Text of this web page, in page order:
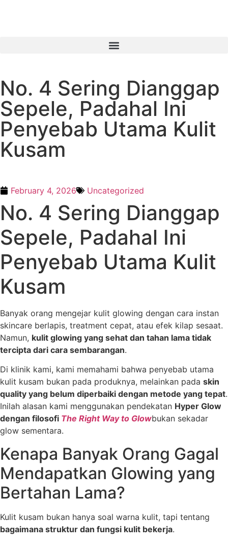
No. 4 Sering Dianggap
Sepele, Padahal Ini
Penyebab Utama Kulit
Kusam
February 4, 2026 Uncategorized
No. 4 Sering Dianggap
Sepele, Padahal Ini
Penyebab Utama Kulit
Kusam
Banyak orang mengejar kulit glowing dengan cara instan
skincare berlapis, treatment cepat, atau efek kilap sesaat.
Namun, kulit glowing yang sehat dan tahan lama tidak
tercipta dari cara sembarangan.
Di klinik kami, kami memahami bahwa penyebab utama
kulit kusam bukan pada produknya, melainkan pada skin
quality yang belum diperbaiki dengan metode yang tepat.
Inilah alasan kami menggunakan pendekatan Hyper Glow
dengan filosofi The Right Way to Glowbukan sekadar
glow sementara.
Kenapa Banyak Orang Gagal
Mendapatkan Glowing yang
Bertahan Lama?
Kulit kusam bukan hanya soal warna kulit, tapi tentang
bagaimana struktur dan fungsi kulit bekerja.